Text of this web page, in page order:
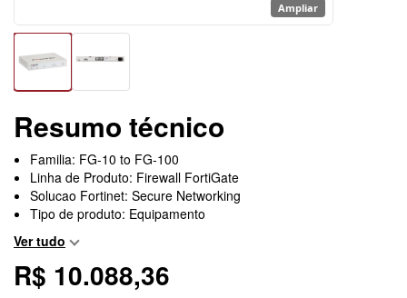
Ampliar
Resumo técnico
Familia: FG-10 to FG-100
Linha de Produto: Firewall FortiGate
Solucao Fortinet: Secure Networking
Tipo de produto: Equipamento
Ver tudo
R$ 10.088,36